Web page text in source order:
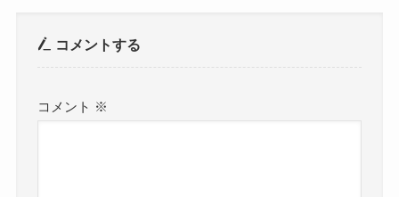
コメントする
コメント ※